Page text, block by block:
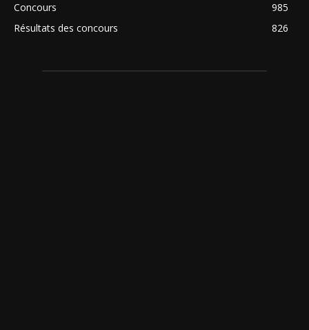
Concours
985
Résultats des concours
826